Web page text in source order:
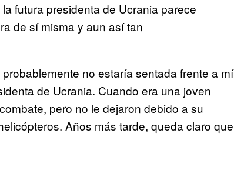
futura presidenta de Ucrania parece
de sí misma y aun así tan
no estaría sentada frente a mí
de Ucrania. Cuando era una joven
pero no le dejaron debido a su
Años más tarde, queda claro que